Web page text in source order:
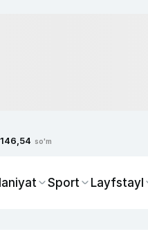
146,54 so'm
Sport Layfstayl